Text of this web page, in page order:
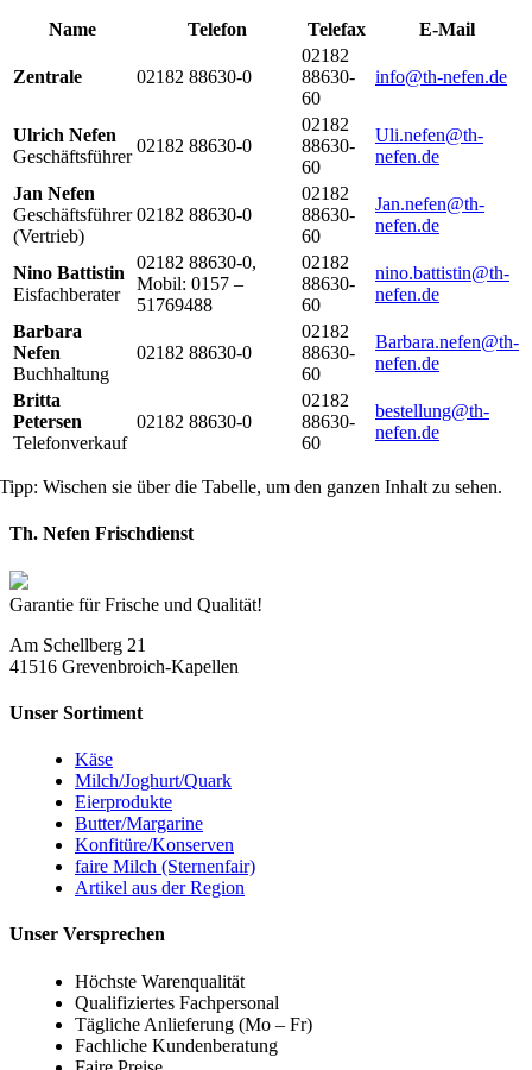
Name Telefon Telefax E-Mail
Zentrale 02182 88630-0
02182
88630-
60
info@th-nefen.de
Ulrich Nefen
Geschäftsführer
02182 88630-0
02182
88630-
60
Uli.nefen@th-
nefen.de
Jan Nefen
Geschäftsführer
(Vertrieb)
02182 88630-0
02182
88630-
60
Jan.nefen@th-
nefen.de
Nino Battistin
Eisfachberater
02182 88630-0,
Mobil: 0157 –
51769488
02182
88630-
60
nino.battistin@th-
nefen.de
Barbara
Nefen
Buchhaltung
02182 88630-0
02182
88630-
60
Barbara.nefen@th-
nefen.de
Britta
Petersen
Telefonverkauf
02182 88630-0
02182
88630-
60
bestellung@th-
nefen.de
Tipp: Wischen sie über die Tabelle, um den ganzen Inhalt zu sehen.
Th. Nefen Frischdienst
Garantie für Frische und Qualität!
Am Schellberg 21
41516 Grevenbroich-Kapellen
Unser Sortiment
Käse
Milch/Joghurt/Quark
Eierprodukte
Butter/Margarine
Konfitüre/Konserven
faire Milch (Sternenfair)
Artikel aus der Region
Unser Versprechen
Höchste Warenqualität
Qualifiziertes Fachpersonal
Tägliche Anlieferung (Mo – Fr)
Fachliche Kundenberatung